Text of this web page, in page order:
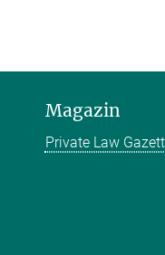
Magazin
Private Law